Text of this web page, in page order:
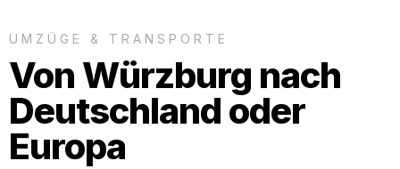
UMZÜGE & TRANSPORTE
Von Würzburg nach
Deutschland oder
Europa